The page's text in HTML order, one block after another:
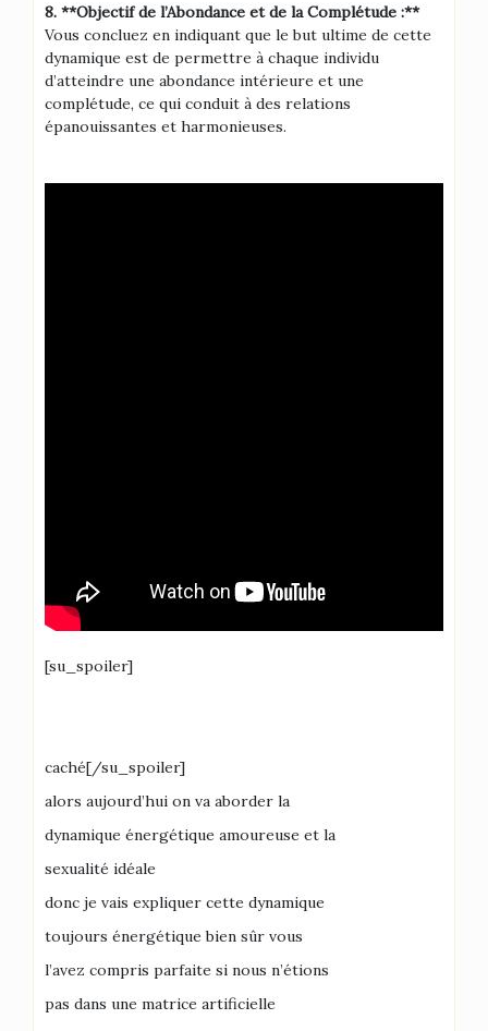
8. **Objectif de l’Abondance et de la Complétude :**
Vous concluez en indiquant que le but ultime de cette
dynamique est de permettre à chaque individu
d’atteindre une abondance intérieure et une
complétude, ce qui conduit à des relations
épanouissantes et harmonieuses.
[su_spoiler]
caché[/su_spoiler]
alors aujourd’hui on va aborder la
dynamique énergétique amoureuse et la
sexualité idéale
donc je vais expliquer cette dynamique
toujours énergétique bien sûr vous
l’avez compris parfaite si nous n’étions
pas dans une matrice artificielle